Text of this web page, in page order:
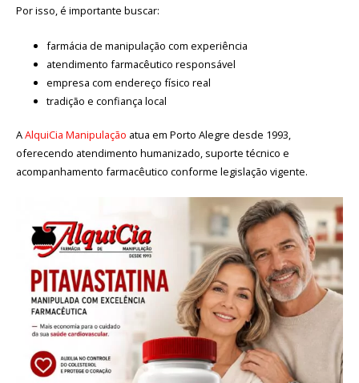
Por isso, é importante buscar:
farmácia de manipulação com experiência
atendimento farmacêutico responsável
empresa com endereço físico real
tradição e confiança local
AAlquiCia Manipulação atua em Porto Alegre desde 1993,
oferecendo atendimento humanizado, suporte técnico e
acompanhamento farmacêutico conforme legislação vigente.